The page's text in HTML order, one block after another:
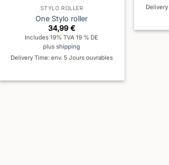
STYLO ROLLER
One Stylo roller
34,99 €
Includes 19% TVA 19 % DE
plusshipping
Delivery Time: env. 5 Jours ouvrables